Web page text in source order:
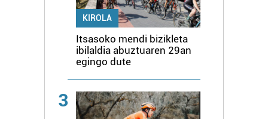
KIROLA
Itsasoko mendi bizikleta
ibilaldia abuztuaren 29an
egingo dute
3